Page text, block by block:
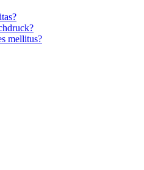
mellitus?